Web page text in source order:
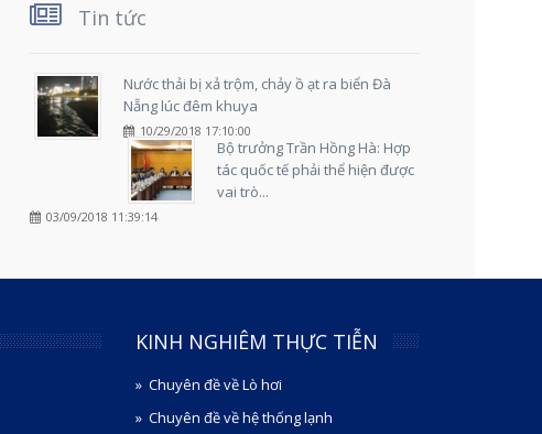
Tin tức
Nước thải bị xả trộm, chảy ồ ạt ra biển Đà
Nẵng lúc đêm khuya
10/29/2018 17:10:00
Bộ trưởng Trần Hồng Hà: Hợp
tác quốc tế phải thể hiện được
vai trò...
03/09/2018 11:39:14
KINH NGHIÊM THỰC TIỄN
Chuyên đề về Lò hơi
Chuyên đề về hệ thống lạnh